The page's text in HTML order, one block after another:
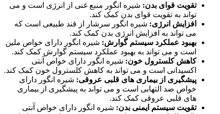
تقویت قوای بدن: شیره انگور منبع غنی از انرژی است و می
تواند به تقویت قوای بدن کمک کند.
افزایش انرژی: شیره انگور سرشار از قند طبیعی است که
می تواند به افزایش انرژی بدن کمک کند.
بهبود عملکرد سیستم گوارش: شیره انگور دارای خواص ملین
است و می تواند به بهبود عملکرد سیستم گوارش کمک کند.
کاهش کلسترول خون: شیره انگور دارای خواص آنتی
اکسیدانی است و می تواند به کاهش کلسترول خون کمک کند.
پیشگیری از بیماری های قلبی عروقی: شیره انگور دارای
خواص ضد التهابی است و می تواند به پیشگیری از بیماری
های قلبی عروقی کمک کند.
تقویت سیستم ایمنی بدن: شیره انگور دارای خواص آنتی